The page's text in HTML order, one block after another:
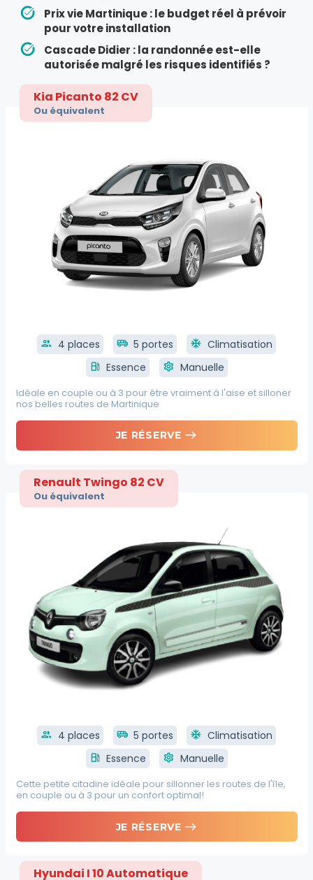
Prix vie Martinique : le budget réel à prévoir
pour votre installation
Cascade Didier : la randonnée est-elle
autorisée malgré les risques identifiés ?
Kia Picanto 82 CV
Ou équivalent
group 4 places airport_shuttle 5 portes ac_unit Climatisation
local_gas_station Essence settings Manuelle
Idéale en couple ou à 3 pour être vraiment à l'aise et silloner
nos belles routes de Martinique
JE RÉSERVE east
Renault Twingo 82 CV
Ou équivalent
group 4 places airport_shuttle 5 portes ac_unit Climatisation
local_gas_station Essence settings Manuelle
Cette petite citadine idéale pour sillonner les routes de l'île,
en couple ou à 3 pour un confort optimal!
JE RÉSERVE east
Hyundai I 10 Automatique